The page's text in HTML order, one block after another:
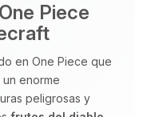
Piece
en One Piece que
enorme
peligrosas y